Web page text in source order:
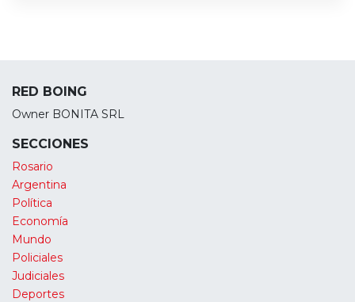
RED BOING
Owner BONITA SRL
SECCIONES
Rosario
Argentina
Política
Economía
Mundo
Policiales
Judiciales
Deportes